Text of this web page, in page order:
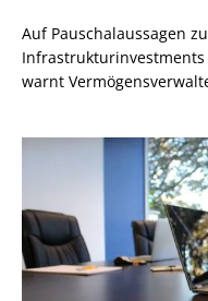
Auf Pauschalaussagen
warnt